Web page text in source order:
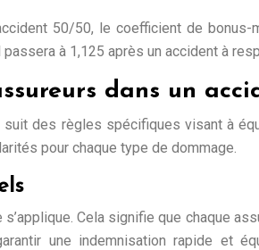
50/50, le coefficient de
à 1,125 après un accident à
dans un
des règles spécifiques visant à
pour chaque type de dommage.
Cela signifie que chaque
une indemnisation rapide et